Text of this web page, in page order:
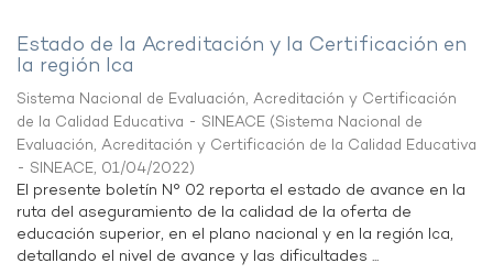
Estado de la Acreditación y la Certificación en
la región Ica
Sistema Nacional de Evaluación, Acreditación y Certificación
de la Calidad Educativa - SINEACE (Sistema Nacional de
Evaluación, Acreditación y Certificación de la Calidad Educativa
- SINEACE, 01/04/2022)
El presente boletín N° 02 reporta el estado de avance en la
ruta del aseguramiento de la calidad de la oferta de
educación superior, en el plano nacional y en la región Ica,
detallando el nivel de avance y las dificultades ...